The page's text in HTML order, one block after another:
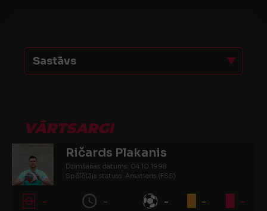
Sastāvs
VĀRTSARGI
Ričards Plakanis
Dzimšanas datums: 04.10.1998.
Spēlētāja statuss: Amatieris (FSS)
- - - - -